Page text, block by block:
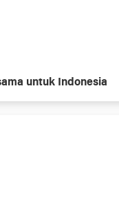
untuk Indonesia